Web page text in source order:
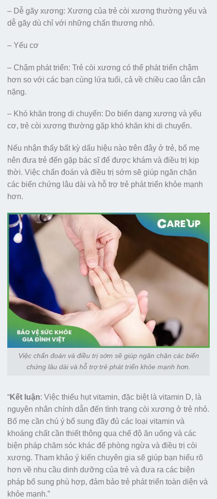
– Dễ gãy xương: Xương của trẻ còi xương thường yếu và
dễ gãy dù chỉ với những chấn thương nhỏ.
– Yếu cơ
– Chậm phát triển: Trẻ còi xương có thể phát triển chậm
hơn so với các bạn cùng lứa tuổi, cả về chiều cao lẫn cân
nặng.
– Khó khăn trong di chuyển: Do biến dạng xương và yếu
cơ, trẻ còi xương thường gặp khó khăn khi di chuyển.
Nếu nhận thấy bất kỳ dấu hiệu nào trên đây ở trẻ, bố mẹ
nên đưa trẻ đến gặp bác sĩ để được khám và điều trị kịp
thời. Việc chẩn đoán và điều trị sớm sẽ giúp ngăn chặn
các biến chứng lâu dài và hỗ trợ trẻ phát triển khỏe mạnh
hơn.
Việc chẩn đoán và điều trị sớm sẽ giúp ngăn chặn các biến
chứng lâu dài và hỗ trợ trẻ phát triển khỏe mạnh hơn.
“Kết luận: Việc thiếu hụt vitamin, đặc biệt là vitamin D, là
nguyên nhân chính dẫn đến tình trạng còi xương ở trẻ nhỏ.
Bố mẹ cần chú ý bổ sung đầy đủ các loại vitamin và
khoáng chất cần thiết thông qua chế độ ăn uống và các
biện pháp chăm sóc khác để phòng ngừa và điều trị còi
xương. Tham khảo ý kiến chuyên gia sẽ giúp bạn hiểu rõ
hơn về nhu cầu dinh dưỡng của trẻ và đưa ra các biện
pháp bổ sung phù hợp, đảm bảo trẻ phát triển toàn diện và
khỏe mạnh.”